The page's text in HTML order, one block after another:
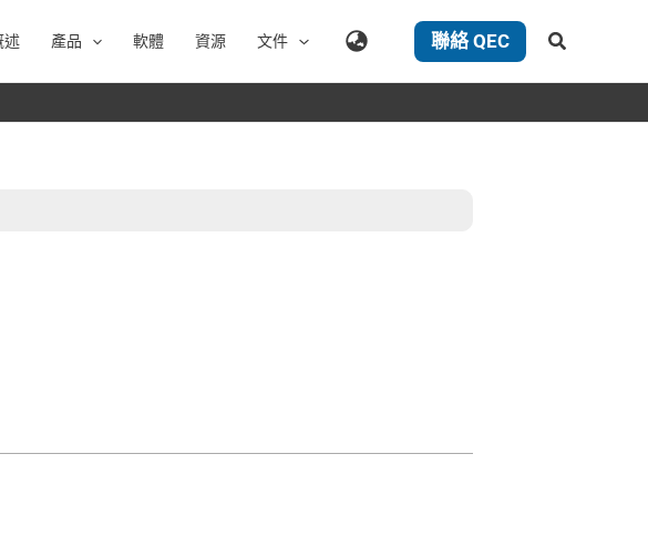
述 產品 軟體 資源 文件 聯絡 QEC
搜